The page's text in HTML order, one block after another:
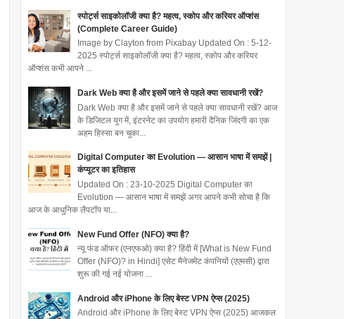
स्पोर्ट्स साइकोलॉजी क्या है? महत्व, स्कोप और करियर ऑप्शंस
(Complete Career Guide)
Image by Clayton from Pixabay Updated On : 5-12-
2025 स्पोर्ट्स साइकोलॉजी क्या है? महत्व, स्कोप और करियर
ऑप्शंस कभी आपने ...
Dark Web क्या है और इसमें जाने से पहले क्या सावधानी रखें?
Dark Web क्या है और इसमें जाने से पहले क्या सावधानी रखें? आज
के डिजिटल युग में, इंटरनेट का उपयोग हमारी दैनिक जिंदगी का एक
अहम हिस्सा बन चुका...
Digital Computer का Evolution — आसान भाषा में समझें |
कंप्यूटर का इतिहास
Updated On : 23-10-2025 Digital Computer का
Evolution — आसान भाषा में समझें अगर आपने कभी सोचा है कि
आज के आधुनिक लैपटॉप या...
New Fund Offer (NFO) क्या है?
न्यू फंड ऑफर (एनएफओ) क्या है? हिंदी में [What is New Fund
Offer (NFO)? in Hindi] एसेट मैनेजमेंट कंपनियों (एएमसी) द्वारा
शुरू की गई नई योजना ...
Android और iPhone के लिए बेस्ट VPN ऐप्स (2025)
Android और iPhone के लिए बेस्ट VPN ऐप्स (2025) आजकल